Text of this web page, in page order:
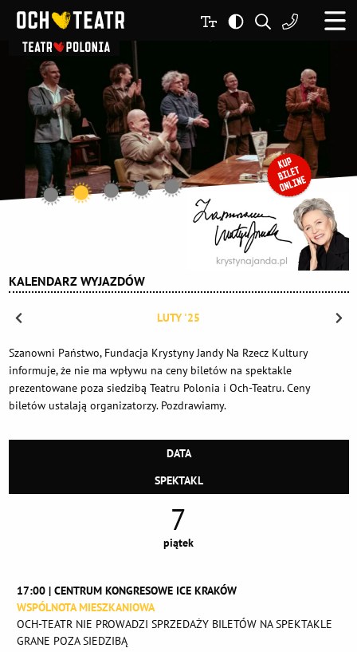
KALENDARZ WYJAZDÓW
LUTY '25
Szanowni Państwo, Fundacja Krystyny Jandy Na Rzecz Kultury
informuje, że nie ma wpływu na ceny biletów na spektakle
prezentowane poza siedzibą Teatru Polonia i Och-Teatru. Ceny
biletów ustalają organizatorzy. Pozdrawiamy.
DATA
SPEKTAKL
7
piątek
17:00 | CENTRUM KONGRESOWE ICE KRAKÓW
WSPÓLNOTA MIESZKANIOWA
OCH-TEATR NIE PROWADZI SPRZEDAŻY BILETÓW NA SPEKTAKLE
GRANE POZA SIEDZIBĄ